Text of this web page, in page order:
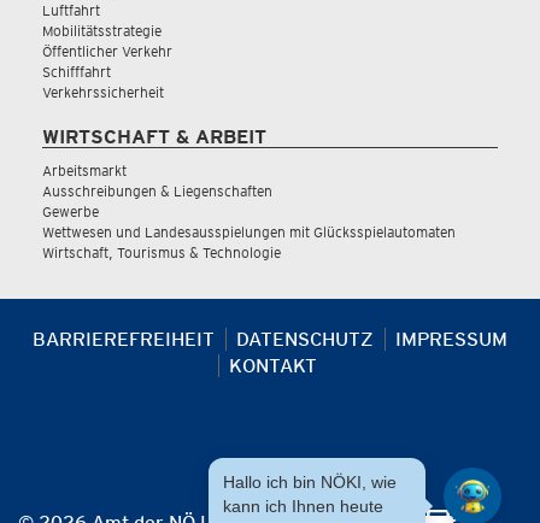
Luftfahrt
Mobilitätsstrategie
Öffentlicher Verkehr
Schifffahrt
Verkehrssicherheit
WIRTSCHAFT & ARBEIT
Arbeitsmarkt
Ausschreibungen & Liegenschaften
Gewerbe
Wettwesen und Landesausspielungen mit Glücksspielautomaten
Wirtschaft, Tourismus & Technologie
BARRIEREFREIHEIT DATENSCHUTZ
IMPRESSUM
KONTAKT
Hallo ich bin NÖKI, wie
kann ich Ihnen heute